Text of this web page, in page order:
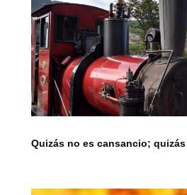
Quizás no es cansancio;